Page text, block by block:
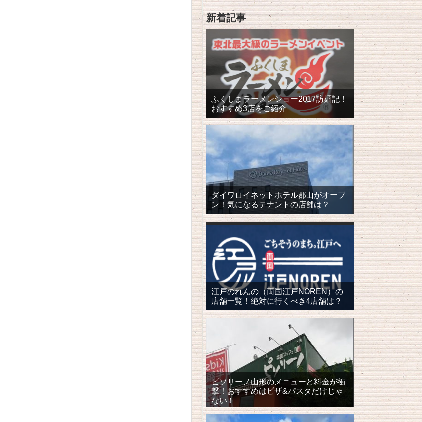
新着記事
ふくしまラーメンショー2017訪麺記！
おすすめ3店をご紹介
ダイワロイネットホテル郡山がオープ
ン！気になるテナントの店舗は？
江戸のれんの（両国江戸NOREN）の
店舗一覧！絶対に行くべき4店舗は？
ピソリーノ山形のメニューと料金が衝
撃！おすすめはビザ&パスタだけじゃ
ない！